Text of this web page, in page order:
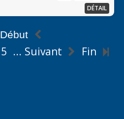
DÉTAIL
Début
5 ... Suivant Fin